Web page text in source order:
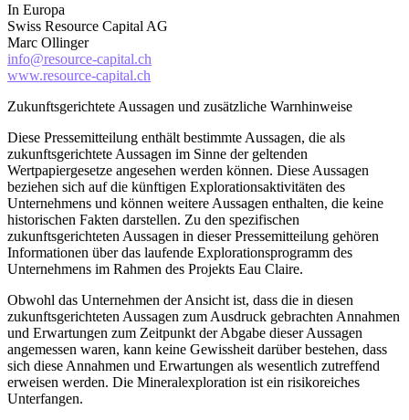
In Europa
Swiss Resource Capital AG
Marc Ollinger
info@resource-capital.ch
www.resource-capital.ch
Zukunftsgerichtete Aussagen und zusätzliche Warnhinweise
Diese Pressemitteilung enthält bestimmte Aussagen, die als
zukunftsgerichtete Aussagen im Sinne der geltenden
Wertpapiergesetze angesehen werden können. Diese Aussagen
beziehen sich auf die künftigen Explorationsaktivitäten des
Unternehmens und können weitere Aussagen enthalten, die keine
historischen Fakten darstellen. Zu den spezifischen
zukunftsgerichteten Aussagen in dieser Pressemitteilung gehören
Informationen über das laufende Explorationsprogramm des
Unternehmens im Rahmen des Projekts Eau Claire.
Obwohl das Unternehmen der Ansicht ist, dass die in diesen
zukunftsgerichteten Aussagen zum Ausdruck gebrachten Annahmen
und Erwartungen zum Zeitpunkt der Abgabe dieser Aussagen
angemessen waren, kann keine Gewissheit darüber bestehen, dass
sich diese Annahmen und Erwartungen als wesentlich zutreffend
erweisen werden. Die Mineralexploration ist ein risikoreiches
Unterfangen.